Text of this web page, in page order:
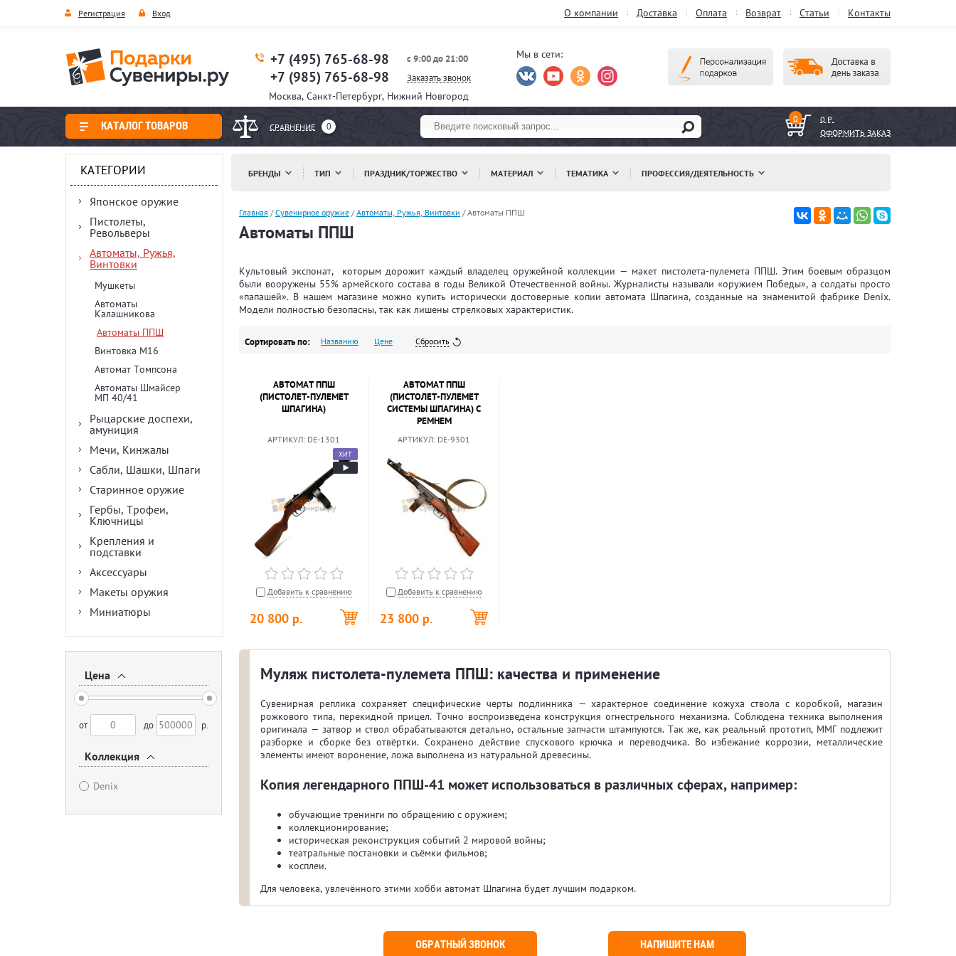
Регистрация Вход О компании Доставка Оплата Возврат Статьи Контакты
+7 (495) 765-68-98
+7 (985) 765-68-98
с 9:00 до 21:00
Заказать звонок
Мы в сети:
Москва, Санкт-Петербург, Нижний Новгород
КАТАЛОГ ТОВАРОВ СРАВНЕНИЕ 0
0
0 Р.
ОФОРМИТЬ ЗАКАЗ
КАТЕГОРИИ
Японское оружие
Пистолеты,
Револьверы
Автоматы, Ружья,
Винтовки
Мушкеты
Автоматы
Калашникова
Автоматы ППШ
Винтовка М16
Автомат Томпсона
Автоматы Шмайсер
МП 40/41
Рыцарские доспехи,
амуниция
Мечи, Кинжалы
Сабли, Шашки, Шпаги
Старинное оружие
Гербы, Трофеи,
Ключницы
Крепления и
подставки
Аксессуары
Макеты оружия
Миниатюры
Цена
от до р.
Коллекция
Denix
БРЕНДЫ ТИП ПРАЗДНИК/ТОРЖЕСТВО МАТЕРИАЛ ТЕМАТИКА ПРОФЕССИЯ/ДЕЯТЕЛЬНОСТЬ
Главная /Сувенирное оружие /Автоматы, Ружья, Винтовки /Автоматы ППШ
Автоматы ППШ
Культовый экспонат, которым дорожит каждый владелец оружейной коллекции — макет пистолета-пулемета ППШ. Этим боевым образцом
были вооружены 55% армейского состава в годы Великой Отечественной войны. Журналисты называли «оружием Победы», а солдаты просто
«папашей». В нашем магазине можно купить исторически достоверные копии автомата Шпагина, созданные на знаменитой фабрике Denix.
Модели полностью безопасны, так как лишены стрелковых характеристик.
Сортировать по: Названию Цене Сбросить
АВТОМАТ ППШ
(ПИСТОЛЕТ-ПУЛЕМЕТ
ШПАГИНА)
АРТИКУЛ: DE-1301
ХИТ
Добавить к сравнению
20 800 р.
АВТОМАТ ППШ
(ПИСТОЛЕТ-ПУЛЕМЕТ
СИСТЕМЫ ШПАГИНА) С
РЕМНЕМ
АРТИКУЛ: DE-9301
Добавить к сравнению
23 800 р.
Муляж пистолета-пулемета ППШ: качества и применение
Сувенирная реплика сохраняет специфические черты подлинника — характерное соединение кожуха ствола с коробкой, магазин
рожкового типа, перекидной прицел. Точно воспроизведена конструкция огнестрельного механизма. Соблюдена техника выполнения
оригинала — затвор и ствол обрабатываются детально, остальные запчасти штампуются. Так же, как реальный прототип, ММГ подлежит
разборке и сборке без отвёртки. Сохранено действие спускового крючка и переводчика. Во избежание коррозии, металлические
элементы имеют воронение, ложа выполнена из натуральной древесины.
Копия легендарного ППШ-41 может использоваться в различных сферах, например:
обучающие тренинги по обращению с оружием;
коллекционирование;
историческая реконструкция событий 2 мировой войны;
театральные постановки и съёмки фильмов;
косплеи.
Для человека, увлечённого этими хобби автомат Шпагина будет лучшим подарком.
ОБРАТНЫЙ ЗВОНОК НАПИШИТЕ НАМ